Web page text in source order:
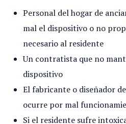
Personal del hogar de
mal el dispositivo o no
necesario al residente
Un contratista que no
dispositivo
El fabricante o diseñador
ocurre por mal
Si el residente sufre